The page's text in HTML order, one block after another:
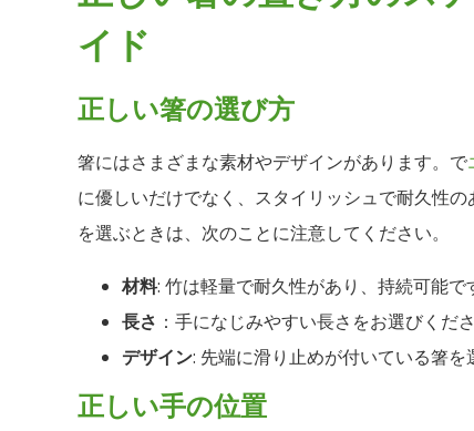
イド
正しい箸の選び方
箸にはさまざまな素材やデザインがあります。で
に優しいだけでなく、スタイリッシュで耐久性
を選ぶときは、次のことに注意してください。
材料: 竹は軽量で耐久性があり、持続可能で
長さ ：手になじみやすい長さをお選びくださ
デザイン: 先端に滑り止めが付いている箸を
正しい手の位置